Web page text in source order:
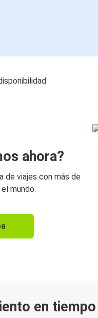
ahora?
de viajes con más de
mundo.
en tiempo